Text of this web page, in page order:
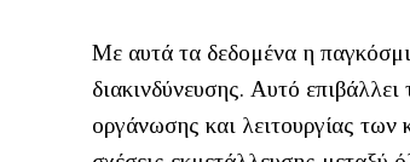
Με αυτά τα δεδομένα η
διακινδύνευσης. Αυτό
οργάνωσης και λειτουργίας των